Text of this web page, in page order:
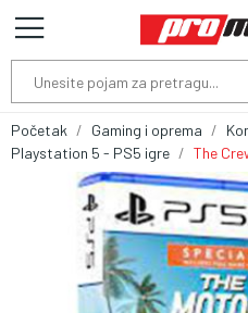
Početak Gaming i oprema
Playstation 5 - PS5 igre
The